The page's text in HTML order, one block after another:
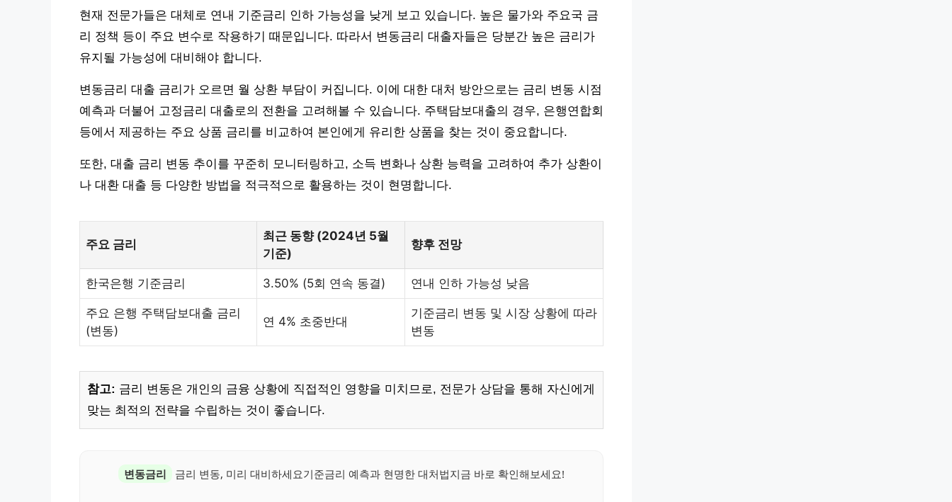
현재 전문가들은 대체로 연내 기준금리 인하 가능성을 낮게 보고 있습니다. 높은 물가와 주요국 금
리 정책 등이 주요 변수로 작용하기 때문입니다. 따라서 변동금리 대출자들은 당분간 높은 금리가
유지될 가능성에 대비해야 합니다.
변동금리 대출 금리가 오르면 월 상환 부담이 커집니다. 이에 대한 대처 방안으로는 금리 변동 시점
예측과 더불어 고정금리 대출로의 전환을 고려해볼 수 있습니다. 주택담보대출의 경우, 은행연합회
등에서 제공하는 주요 상품 금리를 비교하여 본인에게 유리한 상품을 찾는 것이 중요합니다.
또한, 대출 금리 변동 추이를 꾸준히 모니터링하고, 소득 변화나 상환 능력을 고려하여 추가 상환이
나 대환 대출 등 다양한 방법을 적극적으로 활용하는 것이 현명합니다.
주요 금리
최근 동향 (2024년 5월
기준)
향후 전망
한국은행 기준금리 3.50% (5회 연속 동결) 연내 인하 가능성 낮음
주요 은행 주택담보대출 금리
(변동)
연 4% 초중반대
기준금리 변동 및 시장 상황에 따라
변동
참고: 금리 변동은 개인의 금융 상황에 직접적인 영향을 미치므로, 전문가 상담을 통해 자신에게
맞는 최적의 전략을 수립하는 것이 좋습니다.
변동금리 금리 변동, 미리 대비하세요기준금리 예측과 현명한 대처법지금 바로 확인해보세요!